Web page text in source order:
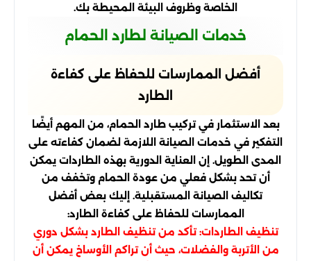
الخاصة وظروف البيئة المحيطة بك.
خدمات الصيانة لطارد الحمام
أفضل الممارسات للحفاظ على كفاءة
الطارد
بعد الاستثمار في تركيب طارد الحمام، من المهم أيضًا
التفكير في خدمات الصيانة اللازمة لضمان كفاءته على
المدى الطويل. إن العناية الدورية بهذه الطاردات يمكن
أن تحد بشكل فعلي من عودة الحمام وتخفف من
تكاليف الصيانة المستقبلية. إليك بعض أفضل
الممارسات للحفاظ على كفاءة الطارد:
تنظيف الطاردات: تأكد من تنظيف الطارد بشكل دوري
من الأتربة والفضلات، حيث أن تراكم الأوساخ يمكن أن